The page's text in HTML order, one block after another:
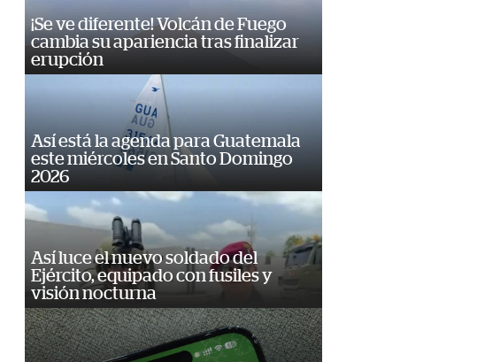
¡Se ve diferente! Volcán de Fuego
cambia su apariencia tras finalizar
erupción
Así está la agenda para Guatemala
este miércoles en Santo Domingo
2026
Así luce el nuevo soldado del
Ejército, equipado con fusiles y
visión nocturna